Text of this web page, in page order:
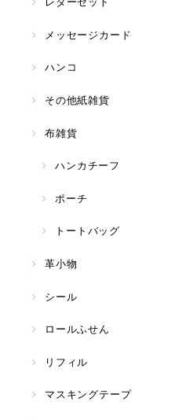
メッセージカード
ハンコ
その他紙雑貨
布雑貨
ハンカチーフ
ポーチ
トートバッグ
革小物
シール
ロールふせん
リフィル
マスキングテープ